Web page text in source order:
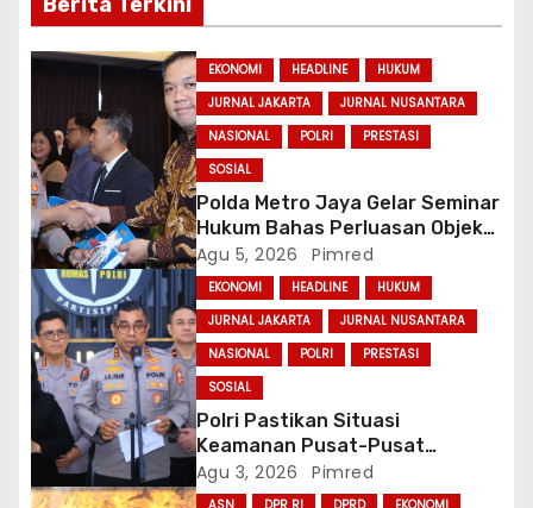
p
s
EKONOMI HEADLINE
HUKUM
JURNAL JAKARTA
JURNAL NUSANTARA
NASIONAL
POLRI
PRESTASI
SOSIAL
Polda Metro Jaya Gelar Seminar
Hukum Bahas Perluasan Objek
Praperadilan dalam KUHAP Baru
Agu 5, 2026 Pimred
EKONOMI HEADLINE
HUKUM
JURNAL JAKARTA
JURNAL NUSANTARA
NASIONAL
POLRI
PRESTASI
SOSIAL
Polri Pastikan Situasi
Keamanan Pusat-Pusat
Ekonomi Nasional Tetap
Kondusif
Agu 3, 2026 Pimred